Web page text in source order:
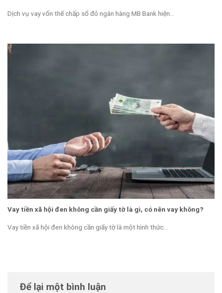
Dịch vụ vay vốn thế chấp sổ đỏ ngân hàng MB Bank hiện...
Vay tiền xã hội đen không cần giấy tờ là gì, có nên vay không?
Vay tiền xã hội đen không cần giấy tờ là một hình thức...
Để lại một bình luận